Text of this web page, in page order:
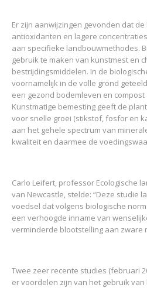
Er zijn aanwijzingen gevonden dat
antioxidanten en lagere
aan specifieke landbouwmethodes.
gebruik te maken van kunstmest en
bestrijdingsmiddelen. In de
voornamelijk in de volle grond
een gezond bodemleven en
Kunstmatige bemesting geeft de
voor snelle groei (stikstof, fosfor en
aan het gehele spectrum van
kwaliteit en daarmee de
Carlo Leifert, professor Ecologische
van Newcastle, stelde: “Deze studie
voedsel dat volgens biologische
een verhoogde inname van
verminderde blootstelling aan zware
Twee zeer recente studies (februari
er voordelen zijn van het gebruik